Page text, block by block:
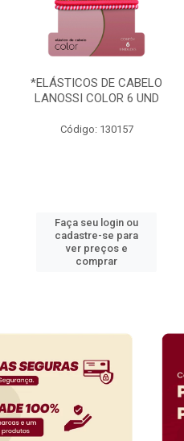
*ELÁSTICOS DE CABELO
LANOSSI COLOR 6 UND
Código: 130157
Faça seu login ou
cadastre-se para
ver preços e
comprar